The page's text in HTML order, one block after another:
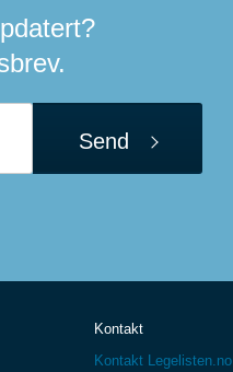
Send
Kontakt
Kontakt Legelisten.no